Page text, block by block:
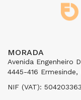
MORADA
Avenida Engenheiro
4445-416 Ermesinde,
NIF (VAT): 504203363